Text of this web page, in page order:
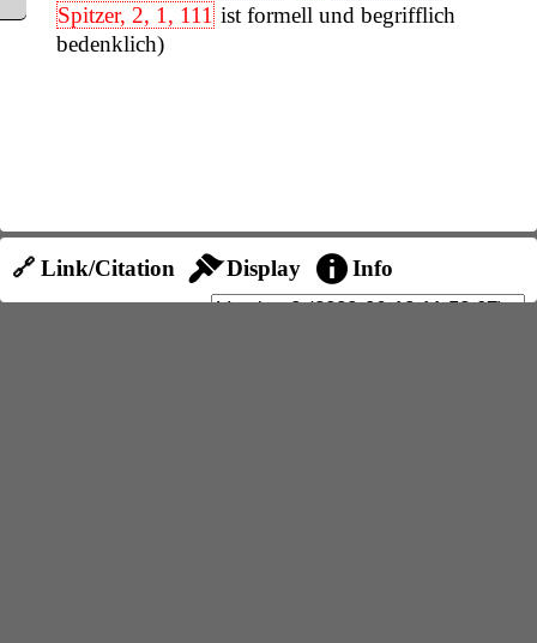
Spitzer, 2, 1, 111 ist formell und begrifflich
bedenklich)
🔗 Link/Citation Display Info